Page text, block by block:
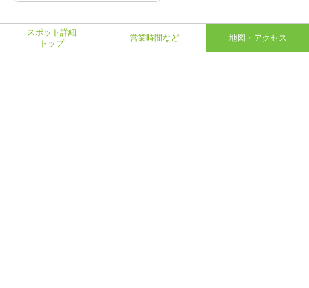
スポット詳細
トップ
営業時間など 地図・アクセス